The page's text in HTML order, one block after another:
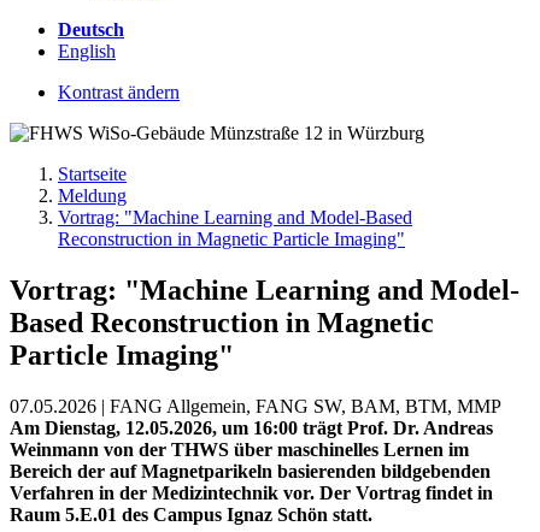
Deutsch
English
Kontrast ändern
Startseite
Meldung
Vortrag: "Machine Learning and Model-Based
Reconstruction in Magnetic Particle Imaging"
Vortrag: "Machine Learning and Model-
Based Reconstruction in Magnetic
Particle Imaging"
07.05.2026 | FANG Allgemein, FANG SW, BAM, BTM, MMP
Am Dienstag, 12.05.2026, um 16:00 trägt Prof. Dr. Andreas
Weinmann von der THWS über maschinelles Lernen im
Bereich der auf Magnetparikeln basierenden bildgebenden
Verfahren in der Medizintechnik vor. Der Vortrag findet in
Raum 5.E.01 des Campus Ignaz Schön statt.